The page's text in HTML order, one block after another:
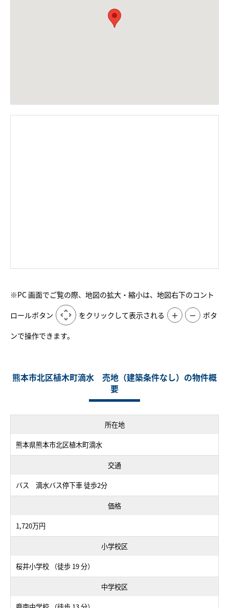
※PC 画面でご覧の際、地図の拡大・縮小は、地図右下のコント
ロールボタン
をクリックして表示される ＋ －
ボタ
ンで操作できます。
熊本市北区植木町滴水 売地（建築条件なし）の物件概
要
所在地
熊本県熊本市北区植木町滴水
交通
バス 滴水バス停下車 徒歩2分
価格
1,720万円
小学校区
桜井小学校 （徒歩 19 分）
中学校区